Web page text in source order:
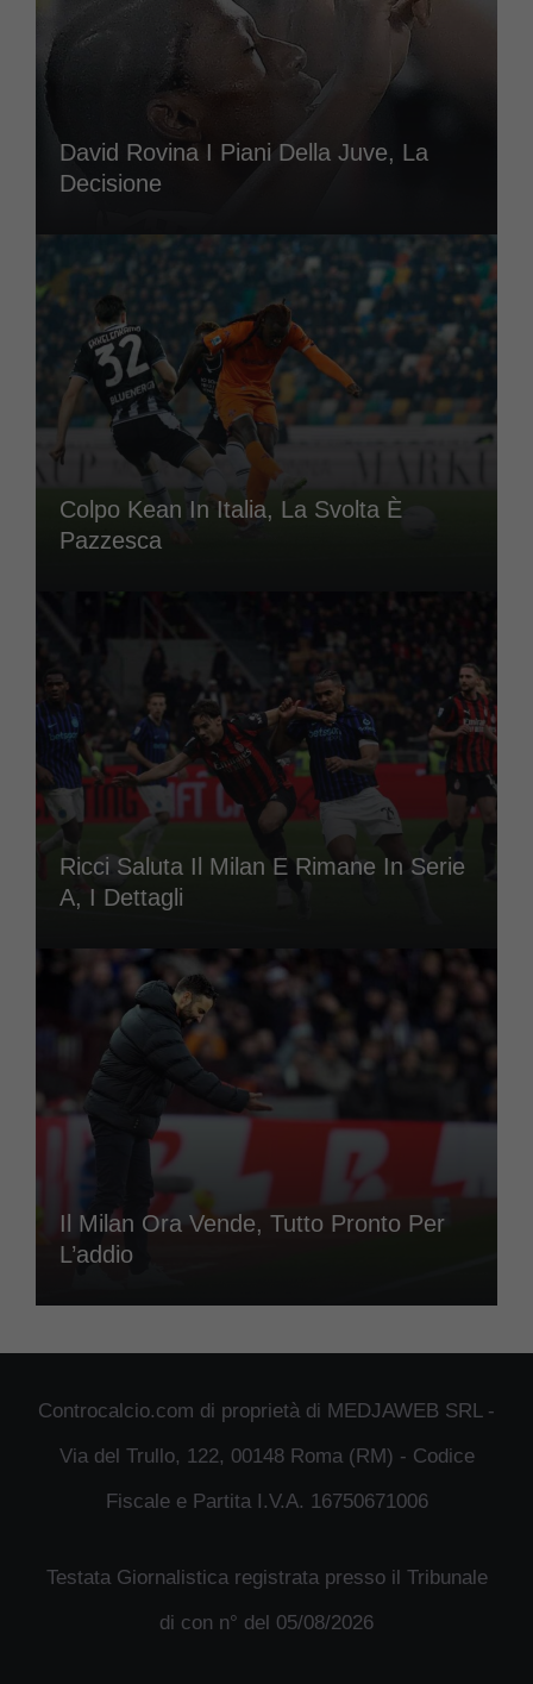
David Rovina I Piani Della Juve, La
Decisione
Colpo Kean In Italia, La Svolta È
Pazzesca
Ricci Saluta Il Milan E Rimane In Serie
A, I Dettagli
Il Milan Ora Vende, Tutto Pronto Per
L’addio
Controcalcio.com di proprietà di MEDJAWEB SRL -
Via del Trullo, 122, 00148 Roma (RM) - Codice
Fiscale e Partita I.V.A. 16750671006
Testata Giornalistica registrata presso il Tribunale
di con n° del 05/08/2026